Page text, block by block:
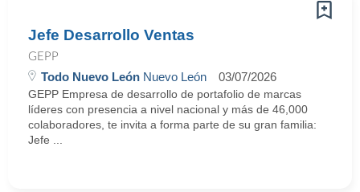
Jefe Desarrollo Ventas
GEPP
Todo Nuevo León Nuevo León 03/07/2026
GEPP Empresa de desarrollo de portafolio de marcas
líderes con presencia a nivel nacional y más de 46,000
colaboradores, te invita a forma parte de su gran familia:
Jefe ...